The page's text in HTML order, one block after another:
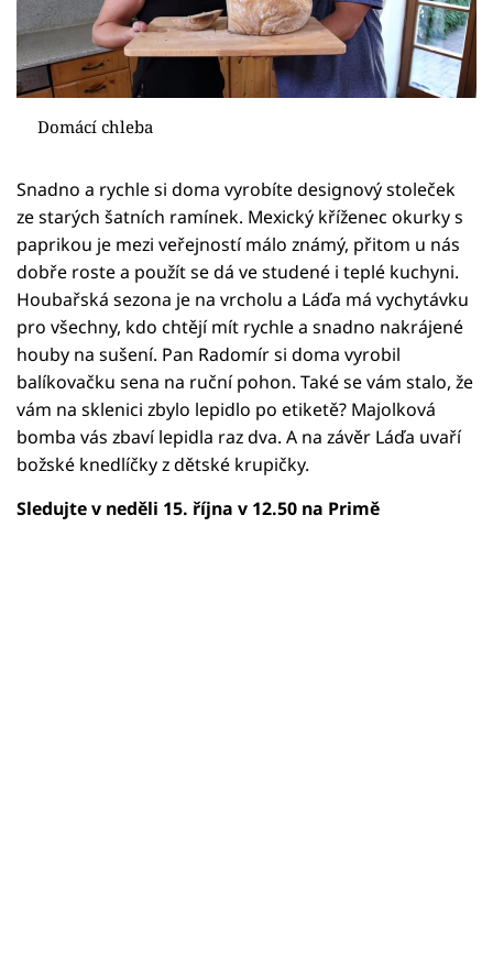
Domácí chleba
Snadno a rychle si doma vyrobíte designový stoleček
ze starých šatních ramínek. Mexický kříženec okurky s
paprikou je mezi veřejností málo známý, přitom u nás
dobře roste a použít se dá ve studené i teplé kuchyni.
Houbařská sezona je na vrcholu a Láďa má vychytávku
pro všechny, kdo chtějí mít rychle a snadno nakrájené
houby na sušení. Pan Radomír si doma vyrobil
balíkovačku sena na ruční pohon. Také se vám stalo, že
vám na sklenici zbylo lepidlo po etiketě? Majolková
bomba vás zbaví lepidla raz dva. A na závěr Láďa uvaří
božské knedlíčky z dětské krupičky.
Sledujte v neděli 15. října v 12.50 na Primě